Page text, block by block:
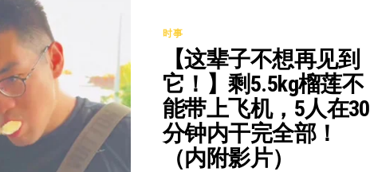
时事
【这辈子不想再见到
它！】剩5.5kg榴莲不
能带上飞机，5人在30
分钟内干完全部！
（内附影片）